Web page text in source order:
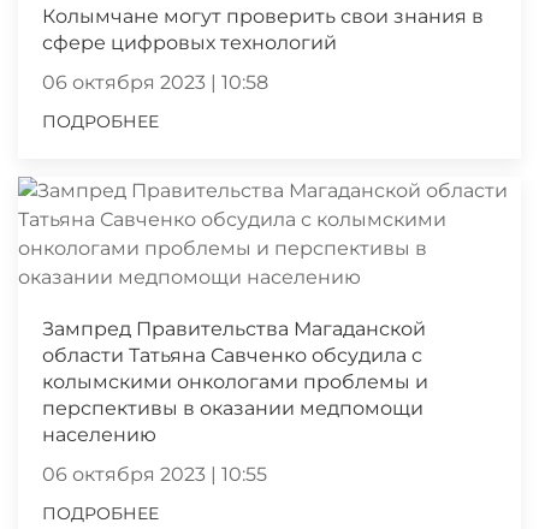
Колымчане могут проверить свои знания в
сфере цифровых технологий
06 октября 2023 | 10:58
ПОДРОБНЕЕ
Зампред Правительства Магаданской
области Татьяна Савченко обсудила с
колымскими онкологами проблемы и
перспективы в оказании медпомощи
населению
06 октября 2023 | 10:55
ПОДРОБНЕЕ